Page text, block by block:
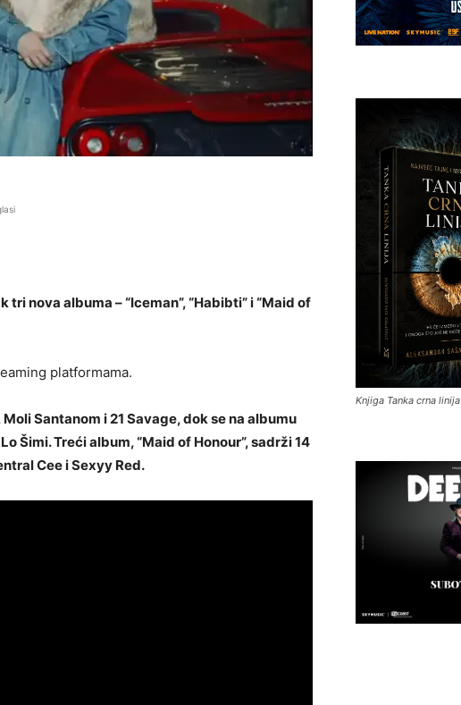
nova albuma – “Iceman”, “Habibti” i “Maid of
platformama.
Santanom i 21 Savage, dok se na albumu
Šimi. Treći album, “Maid of Honour”, sadrži 14
Cee i Sexyy Red.
Knjiga Tanka crna linija